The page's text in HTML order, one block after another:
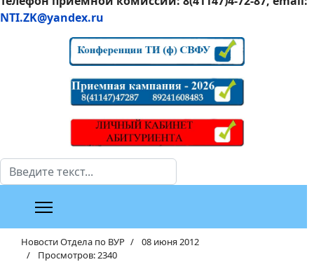
NTI.ZK@yandex.ru
Поиск
Новости Отдела по ВУР
08 июня 2012
Просмотров: 2340